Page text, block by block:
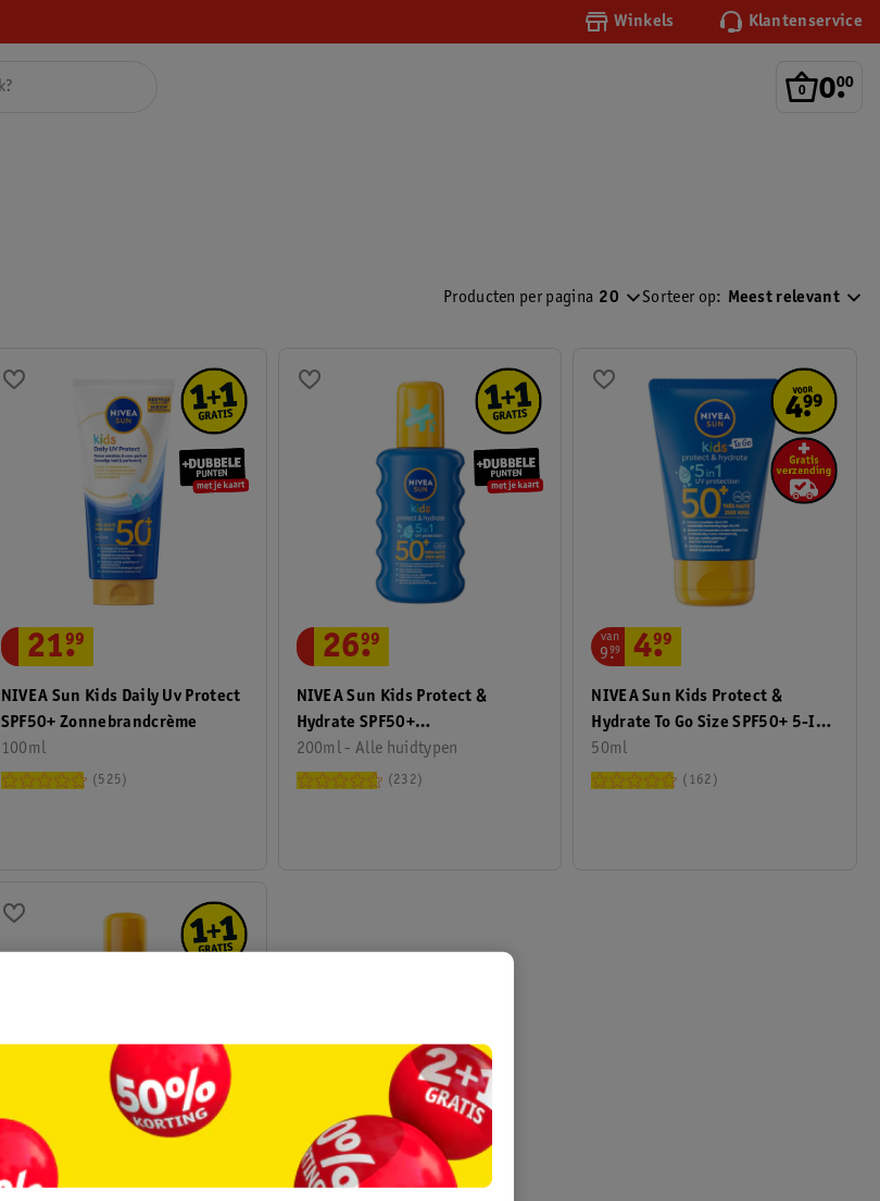
Winkels Klantenservice
0.
00
Producten per pagina 20 Sorteer op: Meest relevant
NIVEA Sun Kids Daily Uv Protect
SPF50+ Zonnebrandcrème
100ml
21.
99
525
NIVEA Sun Kids Protect &
Hydrate SPF50+
Zonnebrandspray
200ml - Alle huidtypen
26.
99
232
NIVEA Sun Kids Protect &
Hydrate To Go Size SPF50+ 5-In-
1 Zonnecrème
50ml
van
9.
99 4.
99
162
28.